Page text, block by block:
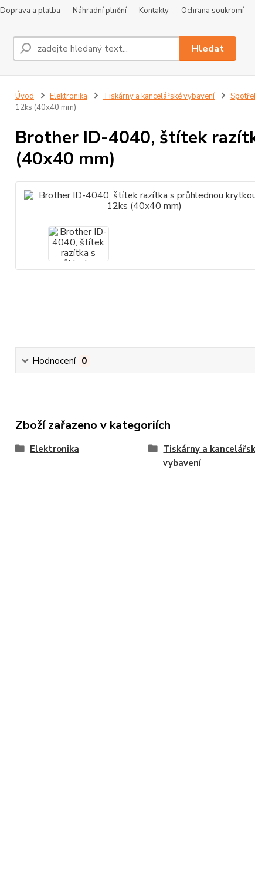
Doprava a platba Náhradní plnění Kontakty Ochrana soukromí
Hledat
Úvod Elektronika Tiskárny a kancelářské vybavení
12ks (40x40 mm)
Brother ID-4040, štítek
(40x40 mm)
Hodnocení 0
Zboží zařazeno v kategoriích
Elektronika
Tiskárny a
vybavení